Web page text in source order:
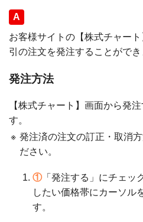
回答
お客様サイトの【株式チャー
引の注文を発注することができ
発注方法
【株式チャート】画面から発
す。
※ 発注済の注文の訂正・取消方
ださい。
①「発注する」にチェッ
したい価格帯にカーソル
す。